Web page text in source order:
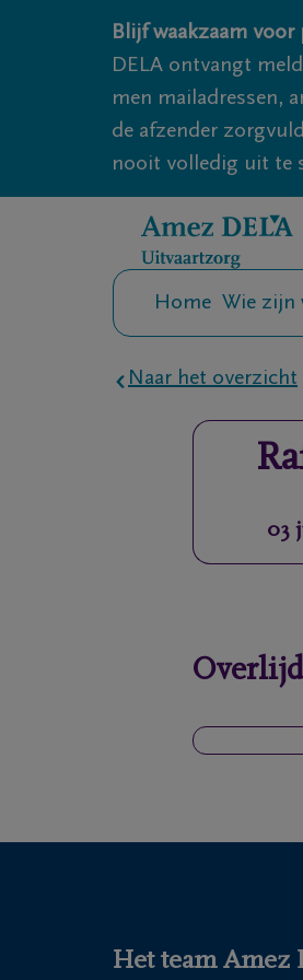
Overslaan en naar inhoud gaan
Blijf waakzaam
DELA ontvangt
men mailadressen,
de afzender
nooit volledig uit te
Home Wie zijn
Naar het overzicht
03
Het team Amez